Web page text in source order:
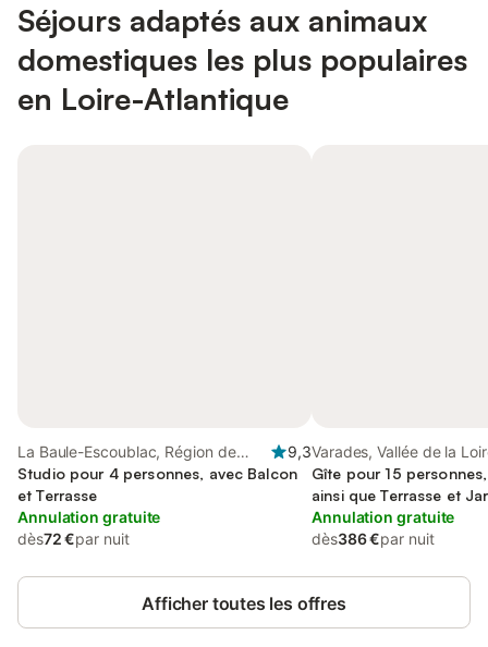
Séjours adaptés aux animaux
domestiques les plus populaires
en Loire-Atlantique
La Baule-Escoublac, Région de
Saint-Nazaire
9,3
Studio pour 4 personnes, avec Balcon
et Terrasse
Annulation gratuite
dès72 €par nuit
Varades, Vallée de la
Gîte pour 15
ainsi que Terrasse et
Annulation gratuite
dès386 €par nuit
Afficher toutes les offres